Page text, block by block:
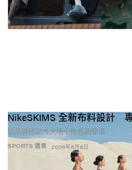
SPORTS 體育
NikeSKIMS 全新布料設計
以品牌標誌性大地中性色調登場。
2026年5月8日